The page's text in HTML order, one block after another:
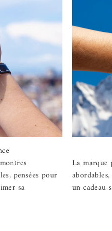
pensées pour
sa
La marque
un cadeau